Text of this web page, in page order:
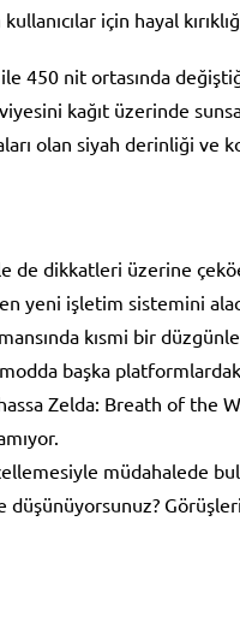
için hayal
450 nit ortasında
kağıt üzerinde
olan siyah derinliği
dikkatleri üzerine
yeni işletim sistemini
kısmi bir
modda başka
Zelda: Breath of the
müdahalede
düşünüyorsunuz?